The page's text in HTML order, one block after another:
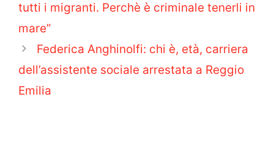
tutti i migranti. Perchè è criminale tenerli in
mare”
Federica Anghinolfi: chi è, età, carriera
dell’assistente sociale arrestata a Reggio
Emilia